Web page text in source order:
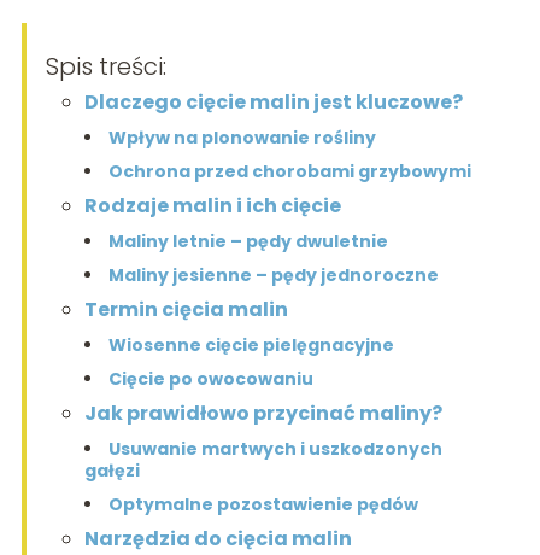
Spis treści:
Dlaczego cięcie malin jest kluczowe?
Wpływ na plonowanie rośliny
Ochrona przed chorobami grzybowymi
Rodzaje malin i ich cięcie
Maliny letnie – pędy dwuletnie
Maliny jesienne – pędy jednoroczne
Termin cięcia malin
Wiosenne cięcie pielęgnacyjne
Cięcie po owocowaniu
Jak prawidłowo przycinać maliny?
Usuwanie martwych i uszkodzonych
gałęzi
Optymalne pozostawienie pędów
Narzędzia do cięcia malin